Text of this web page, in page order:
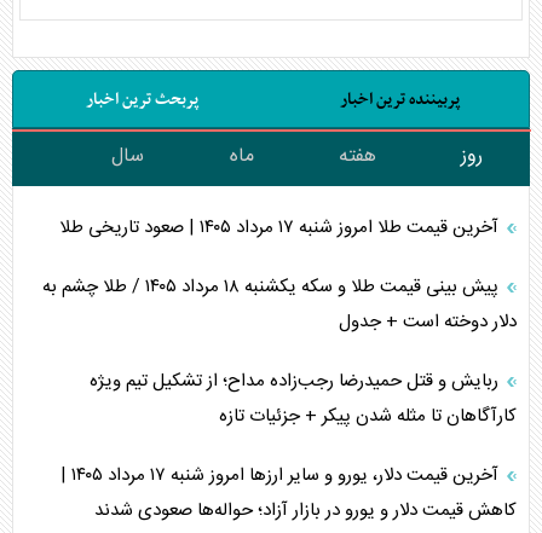
پربیننده ترین اخبار پربحث ترین اخبار
روز هفته ماه سال
آخرین قیمت طلا امروز شنبه ۱۷ مرداد ۱۴۰۵ | صعود تاریخی طلا
پیش بینی قیمت طلا و سکه یکشنبه ۱۸ مرداد ۱۴۰۵ / طلا چشم به
دلار دوخته است + جدول
ربایش و قتل حمیدرضا رجب‌زاده مداح؛ از تشکیل تیم ویژه
کارآگاهان تا مثله شدن پیکر + جزئیات تازه
آخرین قیمت دلار، یورو و سایر ارز‌ها امروز شنبه ۱۷ مرداد ۱۴۰۵ |
کاهش قیمت دلار و یورو در بازار آزاد؛ حواله‌ها صعودی شدند